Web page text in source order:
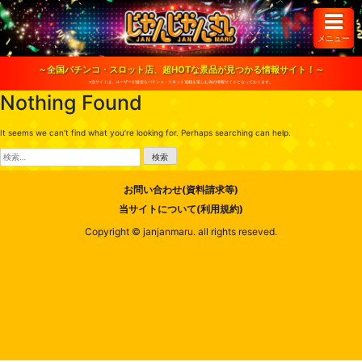
S
k
i
o
n
n
t
メニュー
～全国パチンコ・スロット店、超HOTな景品が見つかる情報サイト！～
※当サイトは、ユーザーが健全なパチンコ・スロット遊戯を楽しむ為の情報サイトとなっております。
Nothing Found
It seems we can’t find what you’re looking for. Perhaps searching can help.
検
索:
お問い合わせ(資料請求等)
当サイトについて(利用規約)
Copyright © janjanmaru. all rights reseved.